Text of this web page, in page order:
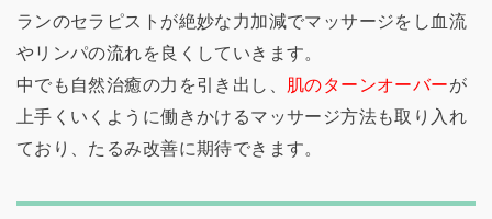
ランのセラピストが絶妙な力加減でマッサージをし血流
やリンパの流れを良くしていきます。
中でも自然治癒の力を引き出し、 肌のターンオーバーが
上手くいくように働きかけるマッサージ方法も取り入れ
ており、たるみ改善に期待できます。